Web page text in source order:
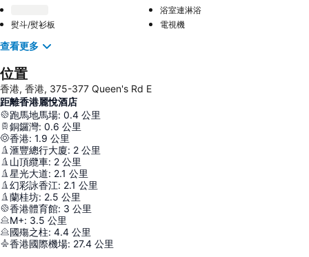
浴室連淋浴
熨斗/熨衫板
電視機
查看更多
位置
香港, 香港, 375-377 Queen's Rd E
距離香港麗悅酒店
跑馬地馬場: 0.4 公里
銅鑼灣: 0.6 公里
香港: 1.9 公里
滙豐總行大廈: 2 公里
山頂纜車: 2 公里
星光大道: 2.1 公里
幻彩詠香江: 2.1 公里
蘭桂坊: 2.5 公里
香港體育館: 3 公里
M+: 3.5 公里
國殤之柱: 4.4 公里
香港國際機場: 27.4 公里